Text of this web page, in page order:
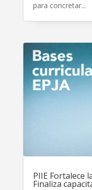
para concretar...
PIIE Fortalece
Finaliza